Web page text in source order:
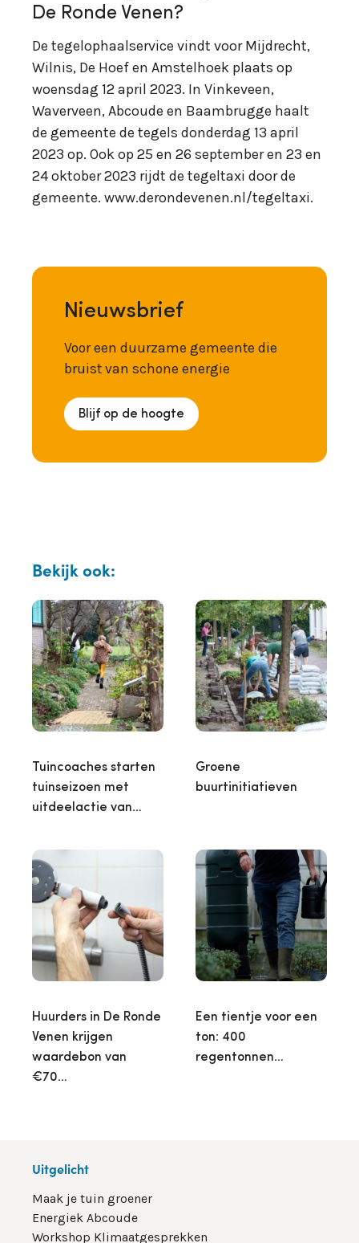
De Ronde Venen?
De tegelophaalservice vindt voor Mijdrecht,
Wilnis, De Hoef en Amstelhoek plaats op
woensdag 12 april 2023. In Vinkeveen,
Waverveen, Abcoude en Baambrugge haalt
de gemeente de tegels donderdag 13 april
2023 op. Ook op 25 en 26 september en 23 en
24 oktober 2023 rijdt de tegeltaxi door de
gemeente. www.derondevenen.nl/tegeltaxi.
Nieuwsbrief
Voor een duurzame gemeente die
bruist van schone energie
Blijf op de hoogte
Bekijk ook:
Tuincoaches starten
tuinseizoen met
uitdeelactie van…
Groene
buurtinitiatieven
Huurders in De Ronde
Venen krijgen
waardebon van
€70…
Een tientje voor een
ton: 400
regentonnen…
Uitgelicht
Maak je tuin groener
Energiek Abcoude
Workshop Klimaatgesprekken